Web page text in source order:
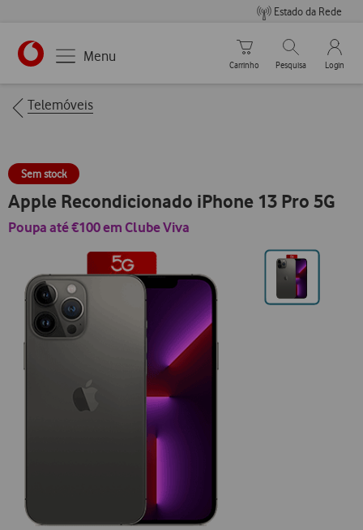
Estado da Rede
https://www.vodafone.pt
Menu
Carrinho de compras
Carrinho
Pesquisar
Pesquisa
My
Login
Breadcrumbs
Telemóveis
Sem stock
Apple Recondicionado iPhone 13 Pro 5G
Poupa até €100 em Clube Viva
Ir
para